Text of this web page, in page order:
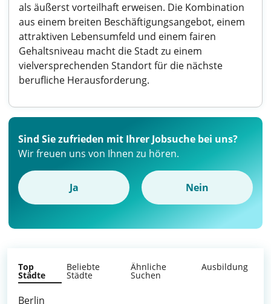
als äußerst vorteilhaft erweisen. Die Kombination
aus einem breiten Beschäftigungsangebot, einem
attraktiven Lebensumfeld und einem fairen
Gehaltsniveau macht die Stadt zu einem
vielversprechenden Standort für die nächste
berufliche Herausforderung.
Sind Sie zufrieden mit Ihrer Jobsuche bei uns?
Wir freuen uns von Ihnen zu hören.
Ja Nein
Top
Städte
Beliebte
Städte
Ähnliche
Suchen
Ausbildung
Berlin